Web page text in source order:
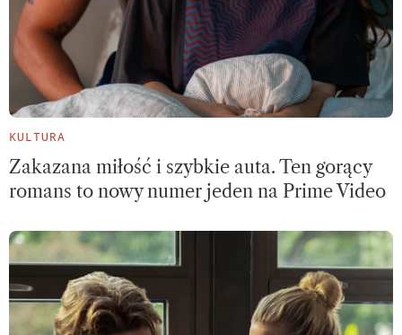
KULTURA
Zakazana miłość i szybkie auta. Ten gorący
romans to nowy numer jeden na Prime Video